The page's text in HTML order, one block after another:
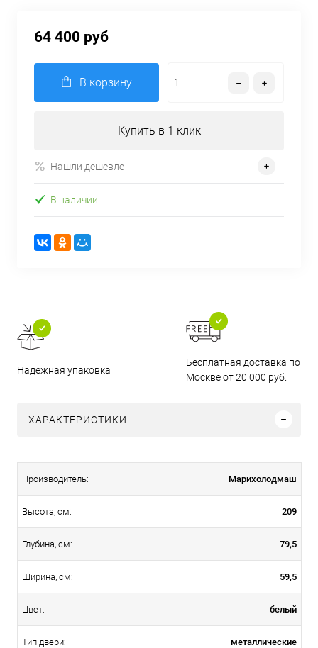
64 400 руб
В корзину
Купить в 1 клик
Нашли дешевле
В наличии
Надежная упаковка
Бесплатная доставка по
Москве от 20 000 руб.
ХАРАКТЕРИСТИКИ
Производитель: Марихолодмаш
Высота, см: 209
Глубина, см: 79,5
Ширина, см: 59,5
Цвет: белый
Тип двери: металлические